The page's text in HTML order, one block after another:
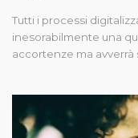
Tutti i processi
inesorabilmente una
accortenze ma avverrà